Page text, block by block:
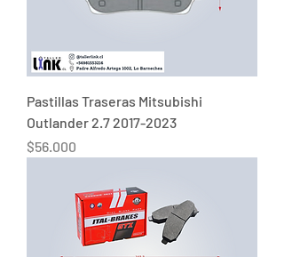
Pastillas Traseras Mitsubishi
Outlander 2.7 2017-2023
Precio
$56.000